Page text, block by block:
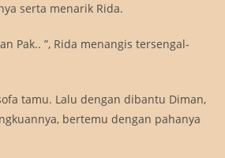
serta menarik Rida.
Pak.. ”, Rida menangis tersengal-
tamu. Lalu dengan dibantu Diman,
bertemu dengan pahanya